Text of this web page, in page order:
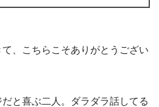
て、こちらこそありがとうござい
と喜ぶ二人。ダラダラ話してる